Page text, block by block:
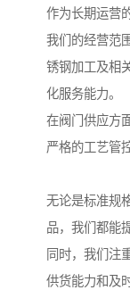
作为长期运营
我们的经营范
锈钢加工及相
化服务能力。
在阀门供应方
严格的工艺管
无论是标准规
品，我们都能
同时，我们注
供货能力和及